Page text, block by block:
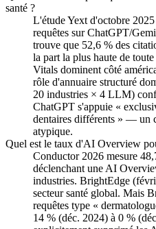
santé ?
L'étude Yext d'octobre
requêtes sur ChatGPT/
trouve que 52,6 % des
la part la plus haute de
Vitals dominent côté
rôle d'annuaire structuré
20 industries × 4 LLM)
ChatGPT s'appuie «
dentaires différents » — un
atypique.
Quel est le taux d'AI Overview
Conductor 2026 mesure
déclenchant une AI
industries. BrightEdge
secteur santé global. Mais
requêtes type «
14 % (déc. 2024) à 0 %